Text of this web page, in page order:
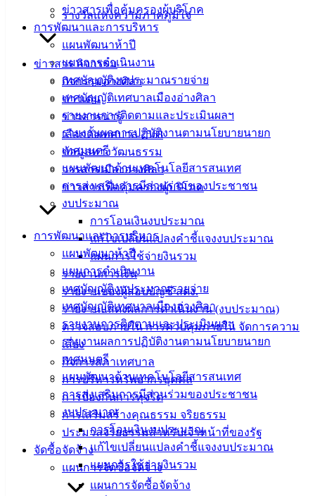
ข่าวสารเพื่อคุ้มครองผู้บริโภค
การพัฒนาและการบริหาร
แผนพัฒนาห้าปี
แผนการดำเนินงาน
เทศบัญญัติงบประมาณรายจ่าย
เทศบัญญัติเทศบาลเมืองอ่างศิลา
รายงานการติดตามและประเมินผลฯ
รายงานผลการปฏิบัติงานตามนโยบายนายก
เทศมนตรี
แผนพัฒนาด้านเทคโนโลยีสารสนเทศ
การส่งเสริมการมีส่วนร่วมของประชาชน
งบประมาณ
การโอนเงินงบประมาณ
แก้ไขเปลี่ยนแปลงคำชี้แจงงบประมาณ
แผนการใช้จ่ายงินรวม
รายงานการเงิน
รายงานของผู้สอบบัญชี สตง.
รายงานแสดงผลการดำเนินงาน (งบประมาณ)
ตรวจสอบภายใน การควบคุมภายใน จัดการความ
เสี่ยง
กิจการสภาเทศบาล
การบริหารทรัพยากรบุคคล
การป้องกันการทุจริต
การเสริมสร้างคุณธรรม จริยธรรม
ประมวลจริยธรรมสำหรับเจ้าหน้าที่ของรัฐ
จัดซื้อจัดจ้าง
แผนการจัดซื้อจัดจ้าง
แผนการจัดซื้อจัดจ้าง
รางวัลแห่งความภาคภูมิใจ
ข่าวสาร กิจกรรม
กิจกรรมอ่างศิลา
ข่าวเด่น
ข่าวสารน่ารู้
เลือกตั้งเทศบาล 2568
ข้อมูลทางวัฒนธรรม
วารสารเมืองอ่างศิลา
ข่าวสารเพื่อคุ้มครองผู้บริโภค
การพัฒนาและการบริหาร
แผนพัฒนาห้าปี
แผนการดำเนินงาน
เทศบัญญัติงบประมาณรายจ่าย
เทศบัญญัติเทศบาลเมืองอ่างศิลา
รายงานการติดตามและประเมินผลฯ
รายงานผลการปฏิบัติงานตามนโยบายนายก
เทศมนตรี
แผนพัฒนาด้านเทคโนโลยีสารสนเทศ
การส่งเสริมการมีส่วนร่วมของประชาชน
งบประมาณ
การโอนเงินงบประมาณ
แก้ไขเปลี่ยนแปลงคำชี้แจงงบประมาณ
แผนการใช้จ่ายงินรวม
ปรับภูมิทัศน์ พิพิธภัณฑ์ 72 พรรษามหาราช
เทศบาล
เมืองอ่าง
สำนักงาน
อ่างศิลา 90/338
อ.เมือง จ.ชลบุรี
038-
บริการ
ประชาชน
ดาวน์โหลด
แบบ
ฟอร์ม,
เอกสาร